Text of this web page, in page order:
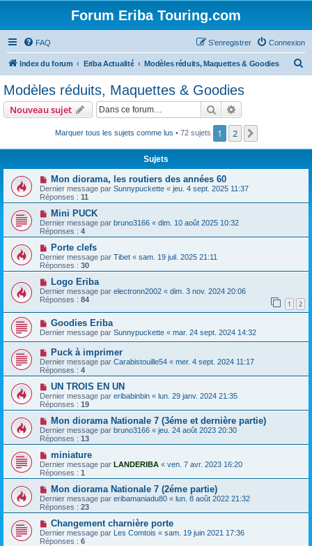
Forum Eriba Touring.com
FAQ Connexion
S’enregistrer
Index du forum Eriba Actualité Modèles réduits, Maquettes & Goodies
Modèles réduits, Maquettes & Goodies
Nouveau sujet Rechercher
Marquer tous les sujets comme lus • 72 sujets 1 2
Sujets
Mon diorama, les routiers des années 60
Dernier message par Sunnypuckette « jeu. 4 sept. 2025 11:37
Réponses : 11
Mini PUCK
Dernier message par bruno3166 « dim. 10 août 2025 10:32
Réponses : 4
Porte clefs
Dernier message par Tibet « sam. 19 juil. 2025 21:11
Réponses : 30
Logo Eriba
Dernier message par electronn2002 « dim. 3 nov. 2024 20:06
Réponses : 84 1 2
Goodies Eriba
Dernier message par Sunnypuckette « mar. 24 sept. 2024 14:32
Puck à imprimer
Dernier message par Carabistouille54 « mer. 4 sept. 2024 11:17
Réponses : 4
UN TROIS EN UN
Dernier message par eribabinbin « lun. 29 janv. 2024 21:35
Réponses : 19
Mon diorama Nationale 7 (3éme et dernière partie)
Dernier message par bruno3166 « jeu. 24 août 2023 20:30
Réponses : 13
miniature
Dernier message par LANDERIBA « ven. 7 avr. 2023 16:20
Réponses : 1
Mon diorama Nationale 7 (2éme partie)
Dernier message par eribamaniadu80 « lun. 8 août 2022 21:32
Réponses : 23
Changement charnière porte
Dernier message par Les Comtois « sam. 19 juin 2021 17:36
Réponses : 6